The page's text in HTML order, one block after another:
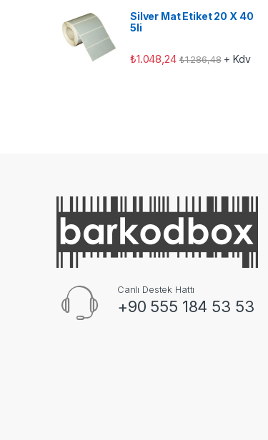
Silver Mat Etiket 20 X 40
5li
₺1.048,24 ₺1.286,48+ Kdv
Canlı Destek Hattı
+90 555 184 53 53